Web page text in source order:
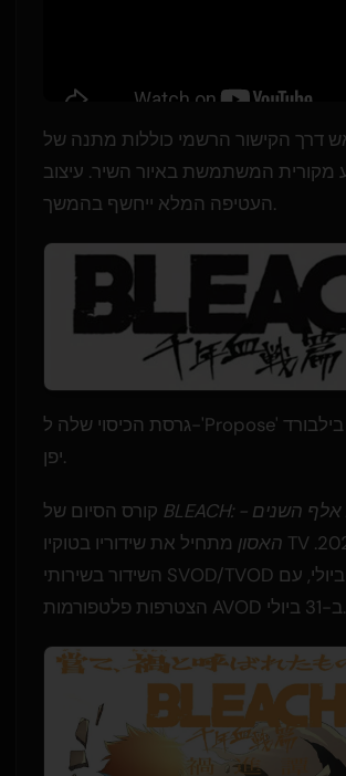
דרך הקישור הרשמי כוללות מתנה של
מקורית המשתמשת באיור השיר. עיצוב
העטיפה המלא ייחשף בהמשך.
גרסת הכיסוי שלה ל-'Propose' דורגה במצעד בילבורד
יפן.
BLEACH: מלחמת אלף השנים -
האסון מתחיל את שידוריו בטוקיו TV ב-25 ביולי 2026.
השידור בשירותי SVOD/TVOD יתחיל ב-26 ביולי, עם
הצטרפות פלטפורמות AVOD ב-31 ביולי.